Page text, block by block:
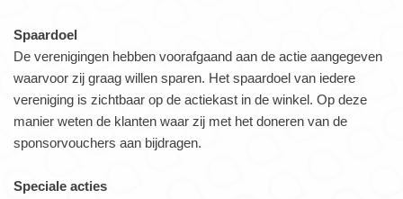
Spaardoel
De verenigingen hebben voorafgaand aan de actie aangegeven
waarvoor zij graag willen sparen. Het spaardoel van iedere
vereniging is zichtbaar op de actiekast in de winkel. Op deze
manier weten de klanten waar zij met het doneren van de
sponsorvouchers aan bijdragen.
Speciale acties